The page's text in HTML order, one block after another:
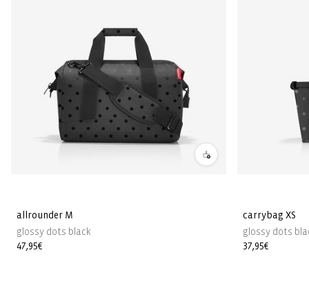
allrounder M
glossy dots black
Prezzo
47,95€
carrybag XS
glossy dots
Prezzo
37,95€